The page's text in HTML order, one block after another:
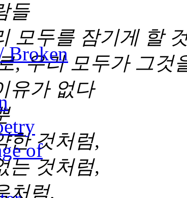
Broken
of
들
모두를 잠기게 할
, 우리 모두가 그것
유가 없다
한 것처럼,
는 것처럼,
처럼,